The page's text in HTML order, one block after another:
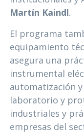
Martín Kaindl.
El programa
equipamiento
asegura una
instrumental
automatización
laboratorio y
industriales y
empresas del